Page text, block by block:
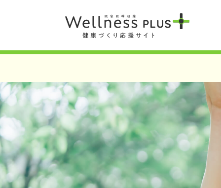
/var/www/wordpress/wp-content/
: Attempt to read property "term_id" on null in /var/www/